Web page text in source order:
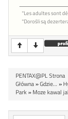
"Les adultes sont
"Dorośli są
PENTAX@PL Strona
Główna»Gdzie... »
Park» Moze kawal